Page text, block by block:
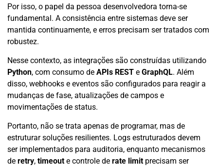
Por isso, o papel da pessoa desenvolvedora torna-se
fundamental. A consistência entre sistemas deve ser
mantida continuamente, e erros precisam ser tratados com
robustez.
Nesse contexto, as integrações são construídas utilizando
Python, com consumo de APIs REST e GraphQL. Além
disso, webhooks e eventos são configurados para reagir a
mudanças de fase, atualizações de campos e
movimentações de status.
Portanto, não se trata apenas de programar, mas de
estruturar soluções resilientes. Logs estruturados devem
ser implementados para auditoria, enquanto mecanismos
de retry, timeout e controle de rate limit precisam ser